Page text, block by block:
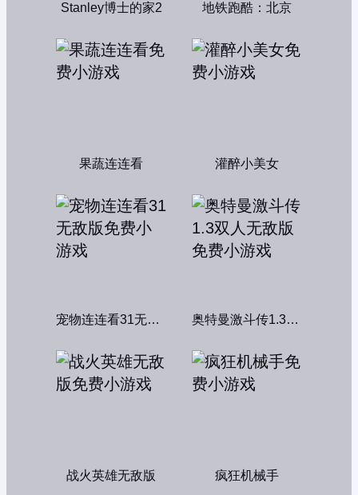
Stanley博士的家2 地铁跑酷：北京
果蔬连连看 灌醉小美女
宠物连连看31无敌版 奥特曼激斗传1.3双人无敌版
战火英雄无敌版 疯狂机械手